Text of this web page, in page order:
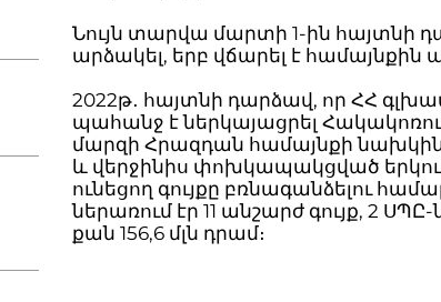
Նույն տարվա մարտի 1-ին հայտնի
արձակել, երբ վճարել է
2022թ․ հայտնի դարձավ, որ ՀՀ
պահանջ է ներկայացրել
մարզի Հրազդան համայնքի
և վերջինիս փոխկապակցված
ունեցող գույքը բռնագանձելու
ներառում էր 11 անշարժ գույք, 2
քան 156,6 մլն դրամ։